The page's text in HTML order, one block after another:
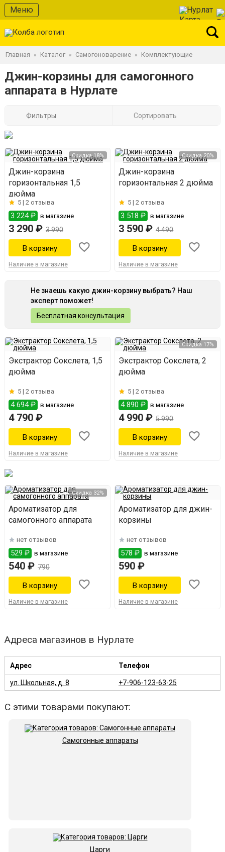
Меню Нурлат
Главная » Каталог » Самогоноварение » Комплектующие
Джин-корзины для самогонного
аппарата в Нурлате
Фильтры Сортировать
Скидка 18%
Джин-корзина
горизонтальная 1,5
дюйма
5 | 2 отзыва
3 224 ₽ в магазине
3 290 ₽ 3 990
Наличие в магазине
Скидка 20%
Джин-корзина
горизонтальная 2 дюйма
5 |2 отзыва
3 518 ₽ в магазине
3 590 ₽ 4 490
Наличие в магазине
Не знаешь какую джин-корзину выбрать? Наш
эксперт поможет!
Бесплатная консультация
Экстрактор Сокслета, 1,5
дюйма
5 | 2 отзыва
4 694 ₽ в магазине
4 790 ₽
Наличие в магазине
Скидка 17%
Экстрактор Сокслета, 2
дюйма
5 |2 отзыва
4 890 ₽ в магазине
4 990 ₽ 5 990
Наличие в магазине
Скидка 32%
Ароматизатор для
самогонного аппарата
нет отзывов
529 ₽ в магазине
540 ₽ 790
Наличие в магазине
Ароматизатор для джин-
корзины
нет отзывов
578 ₽ в магазине
590 ₽
Наличие в магазине
Адреса магазинов в Нурлате
Адрес Телефон
ул. Школьная, д. 8 +7-906-123-63-25
С этими товарами покупают:
Самогонные аппараты
Царги